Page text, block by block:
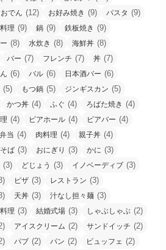
おでん (12) お好み焼き (9) パスタ (9)
理 (9) 鍋 (9) 鉄板焼き (9)
(8) 水炊き (8) 海鮮丼 (8)
バー (7) フレンチ (7) 丼 (7)
(6) バル (6) 日本酒バー (6)
(5) もつ鍋 (5) ジンギスカン (5)
かつ丼 (4) ふぐ (4) ろばた焼き (4)
(4) ビアホール (4) ビアバー (4)
弁当 (4) 肉料理 (4) 親子丼 (4)
ば (3) おにぎり (3) かに (3)
(3) どじょう (3) イノベーディブ (3)
ピザ (3) レストラン (3)
天丼 (3) 汁なし担々麺 (3)
理 (3) 結婚式場 (3) しゃぶしゃぶ (2)
アイスクリーム (2) サンドイッチ (2)
パブ (2) パン (2) ビュッフェ (2)